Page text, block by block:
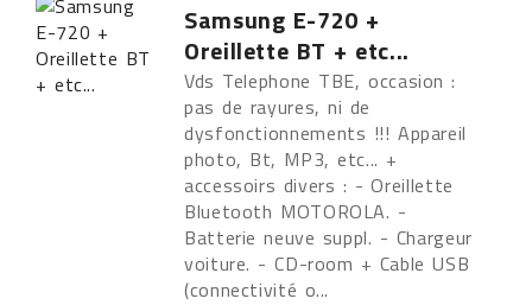
Samsung E-720 +
Oreillette BT + etc...
Vds Telephone TBE, occasion :
pas de rayures, ni de
dysfonctionnements !!! Appareil
photo, Bt, MP3, etc... +
accessoirs divers : - Oreillette
Bluetooth MOTOROLA. -
Batterie neuve suppl. - Chargeur
voiture. - CD-room + Cable USB
(connectivité o...